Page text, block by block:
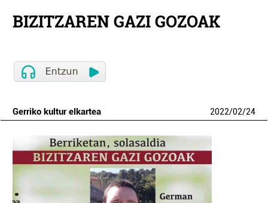
BIZITZAREN GAZI GOZOAK
Gerriko kultur elkartea 2022/02/24